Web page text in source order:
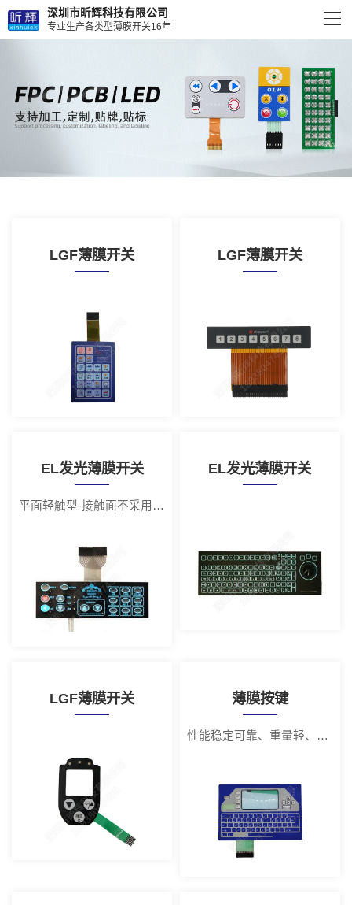
深圳市昕辉科技有限公司
专业生产各类型薄膜开关16年
LGF薄膜开关 LGF薄膜开关
EL发光薄膜开关
平面轻触型-接触面不采用任何二次工艺
EL发光薄膜开关
LGF薄膜开关 薄膜按键
性能稳定可靠、重量轻、体积小